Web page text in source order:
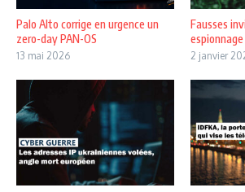
Palo Alto corrige en urgence un
zero-day PAN-OS
13 mai 2026
Fausses
2 janvier